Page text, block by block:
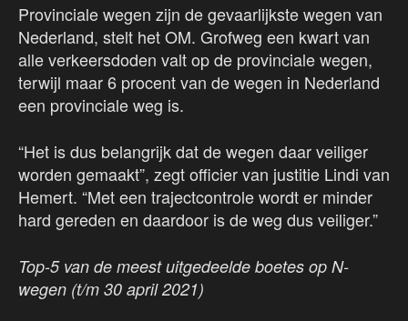
Provinciale wegen zijn de gevaarlijkste wegen van
Nederland, stelt het OM. Grofweg een kwart van
alle verkeersdoden valt op de provinciale wegen,
terwijl maar 6 procent van de wegen in Nederland
een provinciale weg is.
“Het is dus belangrijk dat de wegen daar veiliger
worden gemaakt”, zegt officier van justitie Lindi van
Hemert. “Met een trajectcontrole wordt er minder
hard gereden en daardoor is de weg dus veiliger.”
Top-5 van de meest uitgedeelde boetes op N-
wegen (t/m 30 april 2021)